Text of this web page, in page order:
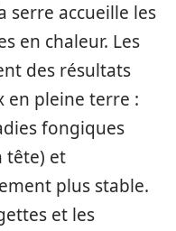
serre accueille les
en chaleur. Les
des résultats
en pleine terre :
fongiques
tête) et
plus stable.
et les